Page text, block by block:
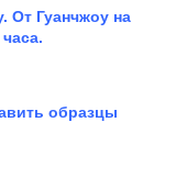
От Гуанчжоу на
образцы